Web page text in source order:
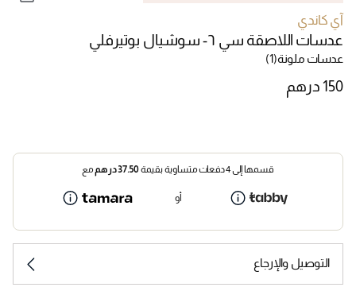
آي كاندي
عدسات اللاصقة سي ٦- سوشيال بوتيرفلي
عدسات ملونة(1)
قسمها إلى 4 دفعات متساوية بقيمة 37.50درهممع
أو
التوصيل والإرجاع